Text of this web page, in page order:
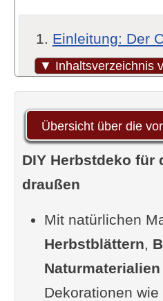
▼ Inhaltsverzeichnis
Einleitung: Der
Herbstes und
Warum der
Jahreszeit
Vorteile von
Herbst
Materialien und
Übersicht über die
DIY Herbstdeko für
draußen
Mit natürlichen
Herbstblättern,
Naturmaterialien
Dekorationen